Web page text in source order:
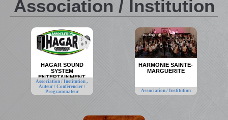
Association / Institution
HAGAR SOUND
SYSTEM
ENTERTAINMENT
Association / Institution,
Auteur / Conférencier /
Programmateur
HARMONIE SAINTE-
MARGUERITE
Association / Institution